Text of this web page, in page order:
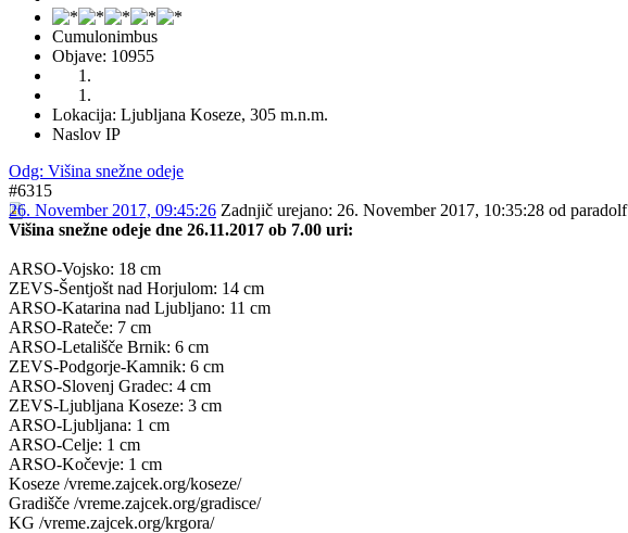
Cumulonimbus
Objave: 10955
Lokacija: Ljubljana Koseze, 305 m.n.m.
Naslov IP
Odg: Višina snežne odeje
#6315
26. November 2017, 09:45:26 Zadnjič urejano: 26. November 2017, 10:35:28 od paradolf
Višina snežne odeje dne 26.11.2017 ob 7.00 uri:
ARSO-Vojsko: 18 cm
ZEVS-Šentjošt nad Horjulom: 14 cm
ARSO-Katarina nad Ljubljano: 11 cm
ARSO-Rateče: 7 cm
ARSO-Letališče Brnik: 6 cm
ZEVS-Podgorje-Kamnik: 6 cm
ARSO-Slovenj Gradec: 4 cm
ZEVS-Ljubljana Koseze: 3 cm
ARSO-Ljubljana: 1 cm
ARSO-Celje: 1 cm
ARSO-Kočevje: 1 cm
Koseze /vreme.zajcek.org/koseze/
Gradišče /vreme.zajcek.org/gradisce/
KG /vreme.zajcek.org/krgora/